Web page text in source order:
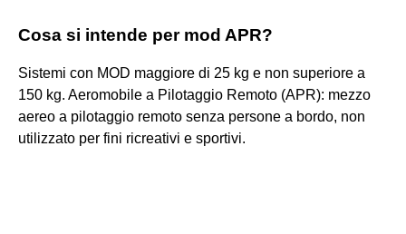
Cosa si intende per mod APR?
Sistemi con MOD maggiore di 25 kg e non superiore a
150 kg. Aeromobile a Pilotaggio Remoto (APR): mezzo
aereo a pilotaggio remoto senza persone a bordo, non
utilizzato per fini ricreativi e sportivi.